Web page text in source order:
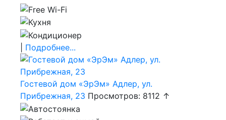
Подробнее...
Гостевой дом «ЭрЭм» Адлер, ул.
Прибрежная, 23 Просмотров: 8112 ↑